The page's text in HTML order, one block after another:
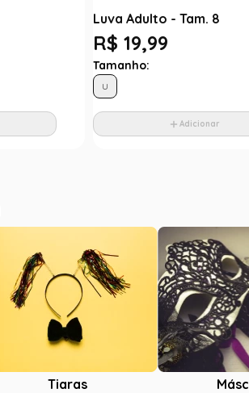
Luva Adulto - Tam. 8
R$ 19,99
Tamanho:
U
Adicionar
Tiaras